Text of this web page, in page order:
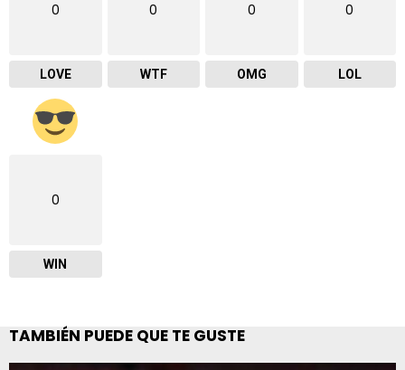
0
LOVE
0
WTF
0
OMG
0
LOL
0
WIN
TAMBIÉN PUEDE QUE TE GUSTE